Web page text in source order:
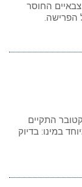
החוסר
הפרישה.
התקיים
במינו: בדיוק